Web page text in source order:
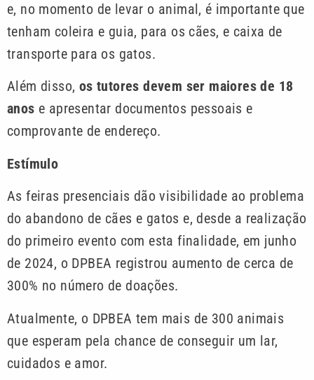
e, no momento de levar o animal, é importante que
tenham coleira e guia, para os cães, e caixa de
transporte para os gatos.
Além disso, os tutores devem ser maiores de 18
anos e apresentar documentos pessoais e
comprovante de endereço.
Estímulo
As feiras presenciais dão visibilidade ao problema
do abandono de cães e gatos e, desde a realização
do primeiro evento com esta finalidade, em junho
de 2024, o DPBEA registrou aumento de cerca de
300% no número de doações.
Atualmente, o DPBEA tem mais de 300 animais
que esperam pela chance de conseguir um lar,
cuidados e amor.